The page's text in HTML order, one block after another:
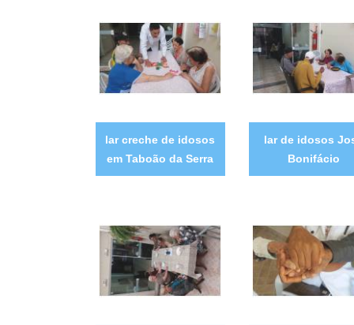
lar creche de idosos
em Taboão da Serra
lar de idosos
Bonifácio